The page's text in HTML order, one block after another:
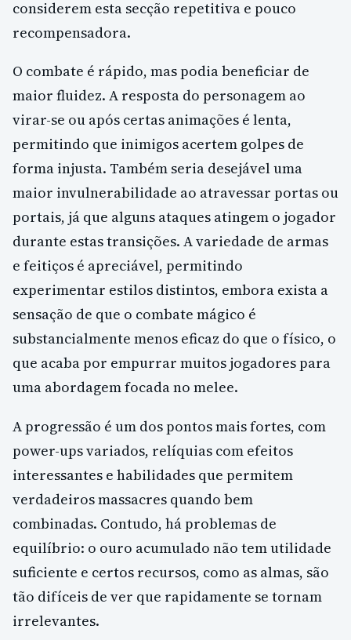
considerem esta secção repetitiva e pouco
recompensadora.
O combate é rápido, mas podia beneficiar de
maior fluidez. A resposta do personagem ao
virar-se ou após certas animações é lenta,
permitindo que inimigos acertem golpes de
forma injusta. Também seria desejável uma
maior invulnerabilidade ao atravessar portas ou
portais, já que alguns ataques atingem o jogador
durante estas transições. A variedade de armas
e feitiços é apreciável, permitindo
experimentar estilos distintos, embora exista a
sensação de que o combate mágico é
substancialmente menos eficaz do que o físico, o
que acaba por empurrar muitos jogadores para
uma abordagem focada no melee.
A progressão é um dos pontos mais fortes, com
power-ups variados, relíquias com efeitos
interessantes e habilidades que permitem
verdadeiros massacres quando bem
combinadas. Contudo, há problemas de
equilíbrio: o ouro acumulado não tem utilidade
suficiente e certos recursos, como as almas, são
tão difíceis de ver que rapidamente se tornam
irrelevantes.